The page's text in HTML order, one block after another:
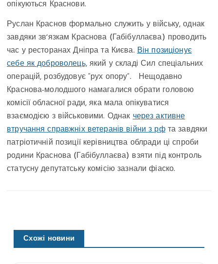
опікуються Краснови.
Руслан Краснов формально служить у війську, однак
завдяки звʼязкам Краснова (Габібуллаєва) проводить
час у ресторанах Дніпра та Києва. Він позиціонує
себе як доброволець,який у складі Сил спеціальних
операцій, розбудовує “рух опору”. Нещодавно
Краснова-молодшого намагалися обрати головою
комісії обласної ради, яка мала опікуватися
взаємодією з військовими. Однак через активне
втручання справжніх ветеранів війни з рфта завдяки
патріотичній позиції керівництва облради ці спроби
родини Краснова (Габібуллаєва) взяти під контроль
статусну депутатську комісію зазнали фіаско.
Схожі новини